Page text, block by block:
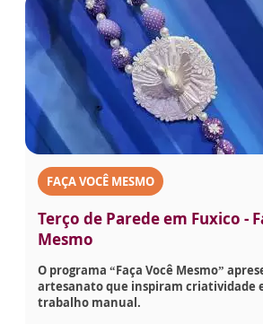
FAÇA VOCÊ MESMO
Terço de Parede em Fuxico -
Mesmo
O programa “Faça Você Mesmo”
artesanato que inspiram criatividade
trabalho manual.